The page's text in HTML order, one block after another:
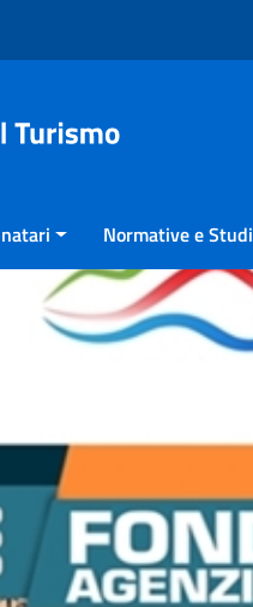
Normative e Studi